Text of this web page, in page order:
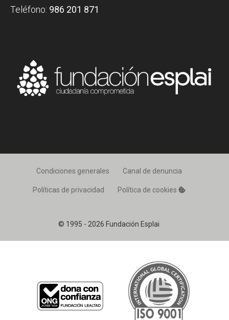
Teléfono: 986 201 871
© 1995 - 2026 Fundación Esplai
Condiciones generales Canal de denuncia
Políticas de privacidad Política de cookies